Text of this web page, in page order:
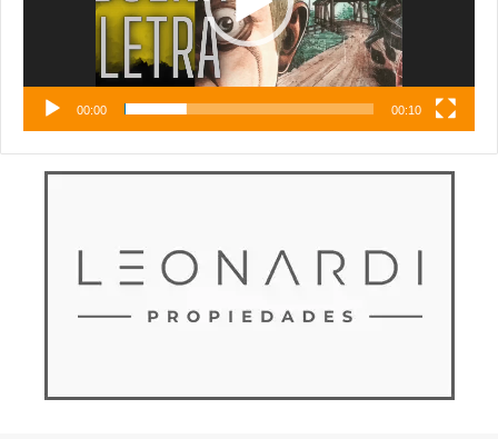
00:00 00:10